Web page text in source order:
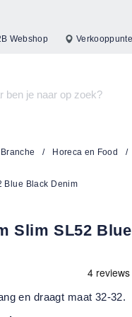
Webshop
Branche / Horeca en Food /
Blue Black Denim
Slim SL52
en draagt maat 32-32.